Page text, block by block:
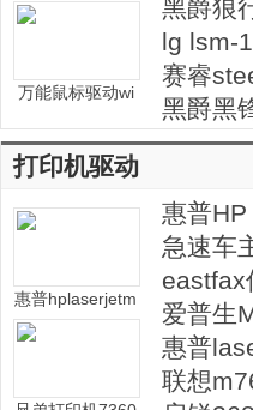
驱动
万能鼠标驱动wi
黑爵狼
lg lsm-
赛睿
黑爵黑
打印机驱动
惠普hplaserjetm
1005mfp打印机
惠普
程序
急速车
eastfax
爱普生
惠普
联想